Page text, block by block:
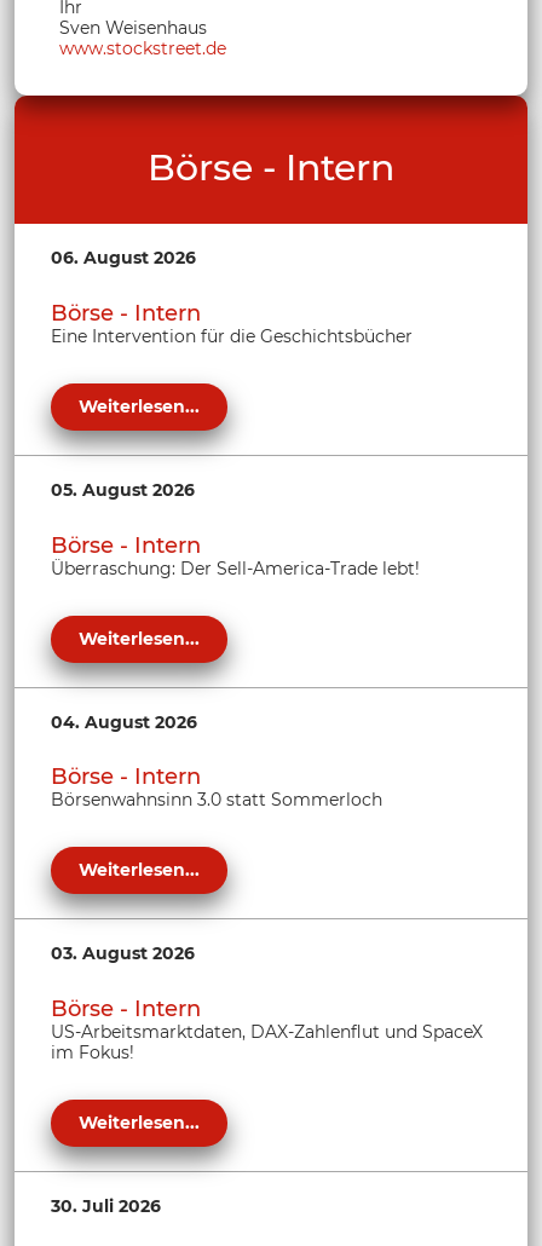
Ihr
Sven Weisenhaus
www.stockstreet.de
Börse - Intern
06. August 2026
Börse - Intern
Eine Intervention für die Geschichtsbücher
Weiterlesen...
05. August 2026
Börse - Intern
Überraschung: Der Sell-America-Trade lebt!
Weiterlesen...
04. August 2026
Börse - Intern
Börsenwahnsinn 3.0 statt Sommerloch
Weiterlesen...
03. August 2026
Börse - Intern
US-Arbeitsmarktdaten, DAX-Zahlenflut und SpaceX
im Fokus!
Weiterlesen...
30. Juli 2026